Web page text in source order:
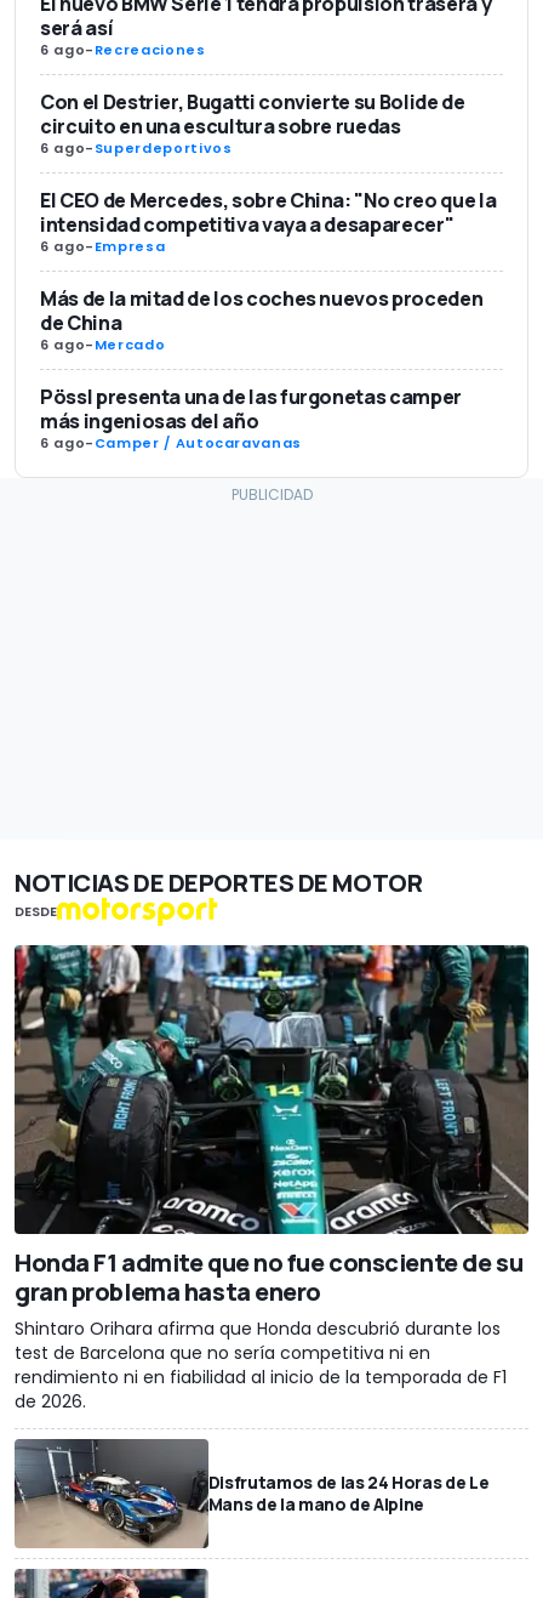
será así
6 ago-Recreaciones
Con el Destrier, Bugatti convierte su Bolide de
circuito en una escultura sobre ruedas
6 ago-Superdeportivos
El CEO de Mercedes, sobre China: "No creo que la
intensidad competitiva vaya a desaparecer"
6 ago-Empresa
Más de la mitad de los coches nuevos proceden
de China
6 ago-Mercado
Pössl presenta una de las furgonetas camper
más ingeniosas del año
6 ago-Camper / Autocaravanas
NOTICIAS DE DEPORTES DE MOTOR
DESDE
Honda F1 admite que no fue consciente de su
gran problema hasta enero
Shintaro Orihara afirma que Honda descubrió durante los
test de Barcelona que no sería competitiva ni en
rendimiento ni en fiabilidad al inicio de la temporada de F1
de 2026.
Disfrutamos de las 24 Horas de Le
Mans de la mano de Alpine